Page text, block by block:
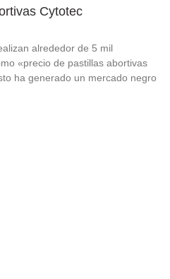
Cytotec
alrededor de 5 mil
«precio de pastillas abortivas
ha generado un mercado negro